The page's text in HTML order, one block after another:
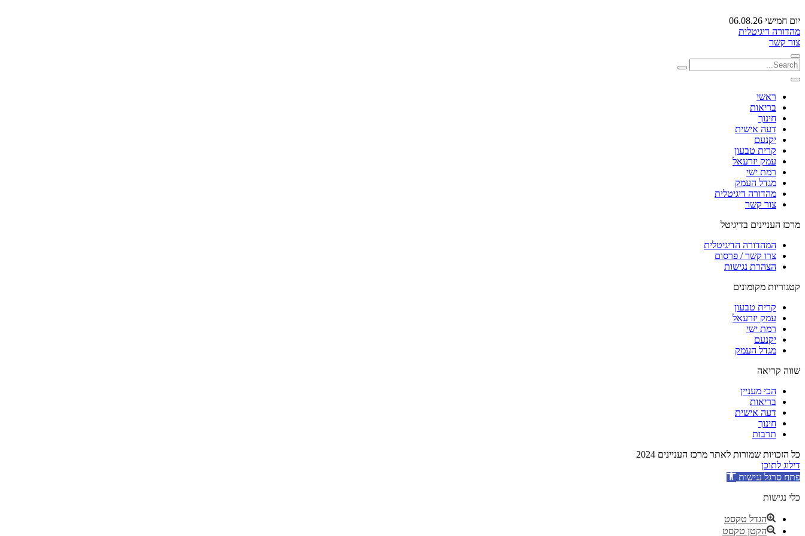
יום חמישי 06.08.26
מהדורה דיגיטלית
צור קשר
ראשי
בריאות
חינוך
דעה אישית
יקנעם
קרית טבעון
עמק יזרעאל
רמת ישי
מגדל העמק
מהדורה דיגיטלית
צור קשר
מרכז העניינים בדיגיטל
המהדורה הדיגיטלית
צרו קשר / פרסום
הצהרת נגישות
קטגוריות מקומונים
קרית טבעון
עמק יזרעאל
רמת ישי
יקנעם
מגדל העמק
שווה קריאה
הכי מעניין
בריאות
דעה אישית
חינוך
תרבות
כל הזכויות שמורות לאתר מרכז העניינים 2024
דילוג לתוכן
פתח סרגל נגישות
כלי נגישות
הגדל טקסט
הקטן טקסט